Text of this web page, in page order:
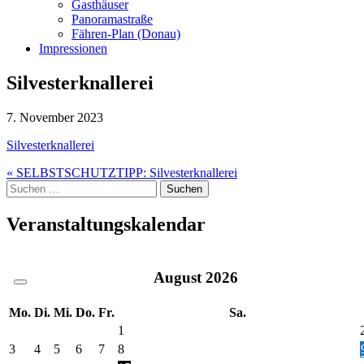
Gasthäuser
Panoramastraße
Fähren-Plan (Donau)
Impressionen
Silvesterknallerei
7. November 2023
Silvesterknallerei
Beitragsnavigation
« SELBSTSCHUTZTIPP: Silvesterknallerei
Suche
nach:
Veranstaltungskalendar
August 2026
Mo. Di. Mi. Do. Fr. Sa.
1
3
4 5 6 7 8